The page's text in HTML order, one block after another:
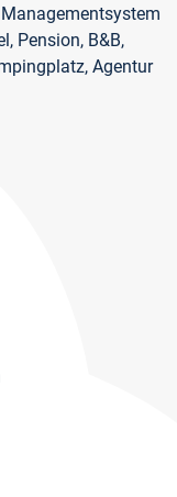
Pension, B&B,
Agentur